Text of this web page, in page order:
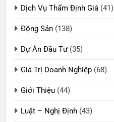
Dịch Vụ Thẩm Định Giá (41)
Động Sản (138)
Dự Án Đầu Tư(35)
Giá Trị Doanh Nghiệp (68)
Giới Thiệu (44)
Luật – Nghị Định (43)